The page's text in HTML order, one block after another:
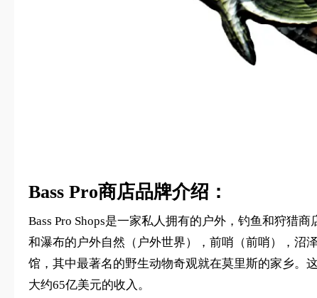
Bass Pro商店品牌介绍：
Bass Pro Shops是一家私人拥有的户外，钓鱼和狩猎
和瀑布的户外自然（户外世界），前哨（前哨），沼
馆，其中最著名的野生动物奇观就在莫里斯的家乡。
大约65亿美元的收入。